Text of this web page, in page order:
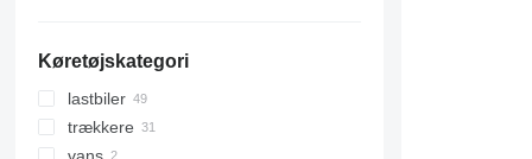
Køretøjskategori
lastbiler
trækkere